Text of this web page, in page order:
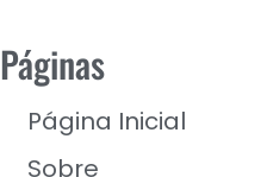
Páginas
Página Inicial
Sobre